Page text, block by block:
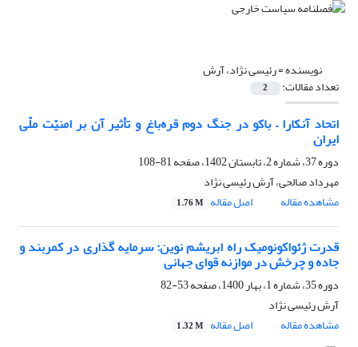
نویسنده =رئیسی نژاد، آرش
تعداد مقالات: 2
اتحاد آنکارا – باکو در جنگ دوم قره‌باغ و تأثیر آن بر امنیّت ملّی
ایران
دوره 37، شماره 2، تابستان 1402، صفحه
81-108
مهرداد صالحی، آرش رئیسی نژاد
مشاهده مقاله
اصل مقاله 1.76 M
قدرت ژئواکونومیک راه ابریشم نوین: سرمایه گذاری در کمربند و
جاده و چرخش در موازنه قوای جهانی
دوره 35، شماره 1، بهار 1400، صفحه
53-82
آرش رئیسی نژاد
مشاهده مقاله
اصل مقاله 1.32 M